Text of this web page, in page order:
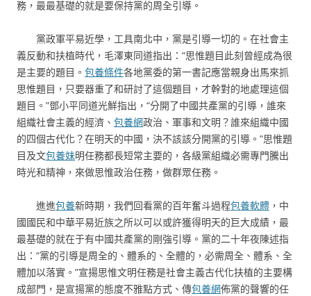
務，最最基礎的就是要保持黨的周全引導。
黨政軍平易近學，工具南北中，黨是引導一切的。在社會主
義反動和扶植時代，毛澤東同道指出：“思惟題目此刻曾經成為很
是主要的題目。 包養條件各地黨委的第一書記應當親身出馬來抓
思惟題目，只要器重了和研討了這個題目，才幹對的地處理這個
題目。”鄧小平同道光鮮指出，“分開了中國共產黨的引導，誰來
組織社會主義的經濟、 包養網政治、軍事和文明？誰來組織中國
的四個古代化？在明天的中國，決不該該分開黨的引導。”思惟題
目及文包養妹明任務都長短常主要的，各級黨組織必需專門騰出
時光和精神，來做思惟政治任務，做群眾任務。
進進包養新時期，我們回看黨的百年奮斗過程包養軟體 ，中
國國民和中華平易近族之所以可以或許獲得明天的巨大成績，最
最基礎的就在于有中國共產黨的剛強引導。黨的二十年夜陳述指
出：“黨的引導是周全的、體系的、全體的，必需周全、體系、全
體加以落實。”宣揚思惟文明任務是社會主義古代化扶植的主要構
成部門，是宣揚黨的態度不雅點方式、傳包養網佈黨的聲響的任